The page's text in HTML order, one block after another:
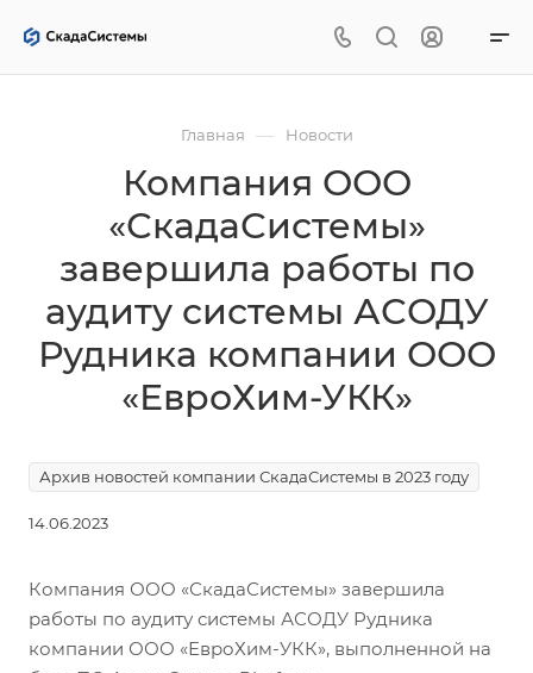
Главная — Новости
Компания ООО
«СкадаСистемы»
завершила работы по
аудиту системы АСОДУ
Рудника компании ООО
«ЕвроХим-УКК»
Архив новостей компании СкадаСистемы в 2023 году
14.06.2023
Компания ООО «СкадаСистемы» завершила
работы по аудиту системы АСОДУ Рудника
компании ООО «ЕвроХим-УКК», выполненной на